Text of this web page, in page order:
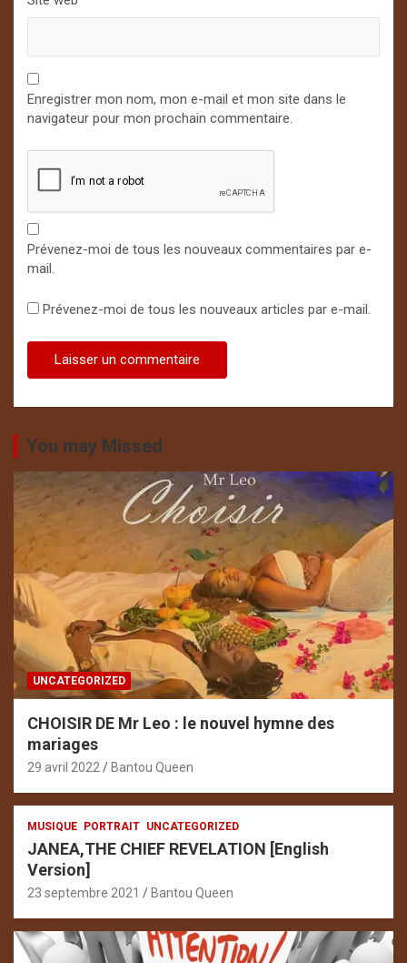
Enregistrer mon nom, mon e-mail et mon site dans le
navigateur pour mon prochain commentaire.
Prévenez-moi de tous les nouveaux commentaires par e-
mail.
Prévenez-moi de tous les nouveaux articles par e-mail.
You may Missed
UNCATEGORIZED
CHOISIR DE Mr Leo : le nouvel hymne des
mariages
29 avril 2022 Bantou Queen
MUSIQUE PORTRAIT UNCATEGORIZED
JANEA,THE CHIEF REVELATION [English
Version]
23 septembre 2021 Bantou Queen